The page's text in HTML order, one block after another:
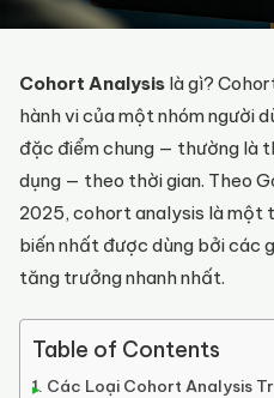
Cohort Analysis là gì?
hành vi của một nhóm người
đặc điểm chung — thường là
dụng — theo thời gian. Theo
2025, cohort analysis là một
biến nhất được dùng bởi các
tăng trưởng nhanh nhất.
Table of Contents
Các Loại Cohort Analysis